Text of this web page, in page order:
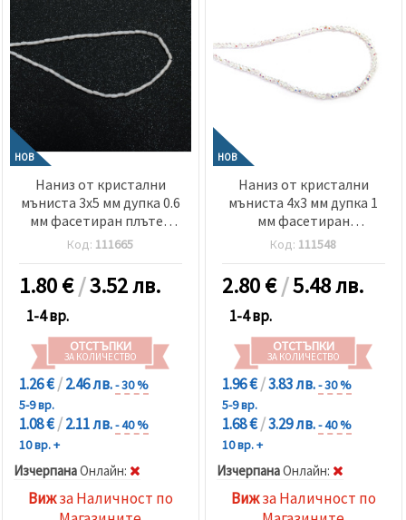
НОВ
Наниз от кристални
мъниста 3x5 мм дупка 0.6
мм фасетиран плътен
цвят бял ~100 броя
Код: 111665
1.80€/3.52 лв.
1-4 вр.
ОТСТЪПКИ
ЗА КОЛИЧЕСТВО
1.26 €/2.46 лв.- 30 %
5-9 вр.
1.08 €/2.11 лв.- 40 %
10 вр. +
ИзчерпанаOнлайн:
Вижза Наличност по
НОВ
Наниз от кристални
мъниста 4x3 мм дупка 1
мм фасетиран
прозрачен с AB
покритие цвят бял дъга
~150 броя
Код: 111548
2.80€/5.48 лв.
1-4 вр.
ОТСТЪПКИ
ЗА КОЛИЧЕСТВО
1.96 €/3.83 лв.- 30 %
5-9 вр.
1.68 €/3.29 лв.- 40 %
10 вр. +
ИзчерпанаOнлайн:
Вижза Наличност по